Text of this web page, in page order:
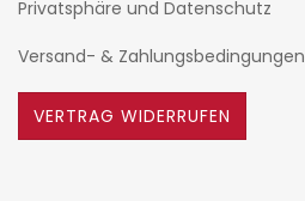
Privatsphäre und Datenschutz
Versand- & Zahlungsbedingungen
VERTRAG WIDERRUFEN